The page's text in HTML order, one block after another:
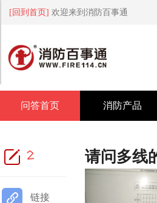
[回到首页] 欢迎来到消防百事通
问答首页 消防产品
2
链接
请问多线